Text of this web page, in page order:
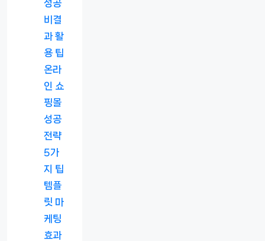
성공
비결
과 활
용 팁
온라
인 쇼
핑몰
성공
전략
5가
지 팁
템플
릿 마
케팅
효과